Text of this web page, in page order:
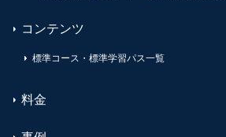
コンテンツ
標準コース・標準学習パス一覧
料金